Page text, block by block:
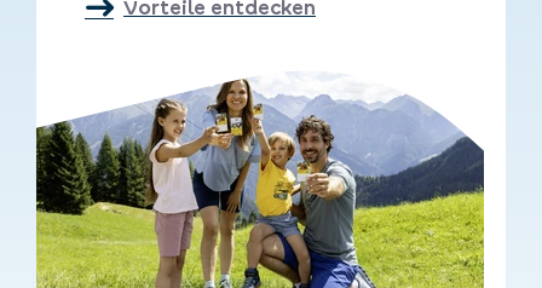
Vorteile entdecken